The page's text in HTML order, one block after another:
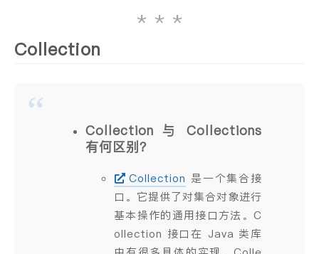
Collection
Collection 与 Collections
有何区别？
Collection 是一个集合接
口。它提供了对集合对象进行
基本操作的通用接口方法。C
ollection 接口在 Java 类库